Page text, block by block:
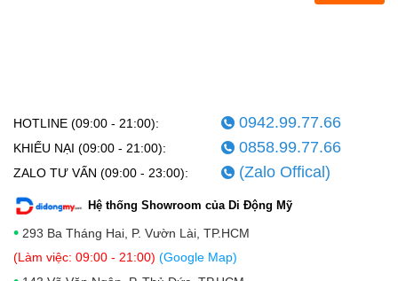
HOTLINE (09:00 - 21:00): 0942.99.77.66
KHIẾU NẠI (09:00 - 21:00): 0858.99.77.66
ZALO TƯ VẤN (09:00 - 23:00): (Zalo Offical)
Hệ thống Showroom của Di Động Mỹ
• 293 Ba Tháng Hai, P. Vườn Lài, TP.HCM
(Làm việc: 09:00 - 21:00) (Google Map)